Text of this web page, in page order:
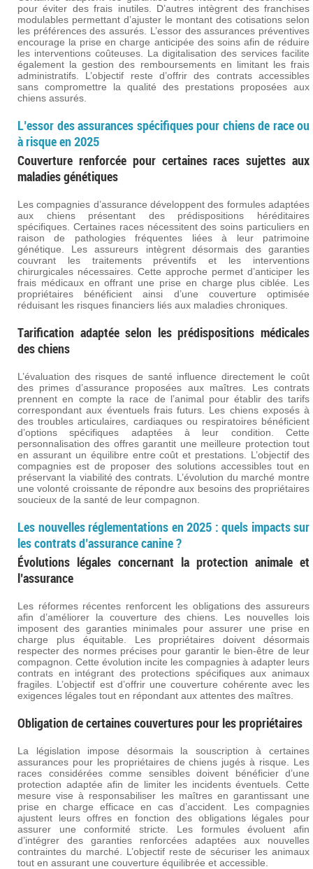
pour éviter des frais inutiles. D’autres intègrent des franchises
modulables permettant d’ajuster le montant des cotisations selon
les préférences des assurés. L’essor des assurances préventives
encourage la prise en charge anticipée des soins afin de réduire
les interventions coûteuses. La digitalisation des services facilite
également la gestion des remboursements en limitant les frais
administratifs. L’objectif reste d’offrir des contrats accessibles
sans compromettre la qualité des prestations proposées aux
chiens assurés.
L’essor des assurances spécifiques pour chiens de race ou
à risque en 2025
Couverture renforcée pour certaines races sujettes aux
maladies génétiques
Les compagnies d’assurance développent des formules adaptées
aux chiens présentant des prédispositions héréditaires
spécifiques. Certaines races nécessitent des soins particuliers en
raison de pathologies fréquentes liées à leur patrimoine
génétique. Les assureurs intègrent désormais des garanties
couvrant les traitements préventifs et les interventions
chirurgicales nécessaires. Cette approche permet d’anticiper les
frais médicaux en offrant une prise en charge plus ciblée. Les
propriétaires bénéficient ainsi d’une couverture optimisée
réduisant les risques financiers liés aux maladies chroniques.
Tarification adaptée selon les prédispositions médicales
des chiens
L’évaluation des risques de santé influence directement le coût
des primes d’assurance proposées aux maîtres. Les contrats
prennent en compte la race de l’animal pour établir des tarifs
correspondant aux éventuels frais futurs. Les chiens exposés à
des troubles articulaires, cardiaques ou respiratoires bénéficient
d’options spécifiques adaptées à leur condition. Cette
personnalisation des offres garantit une meilleure protection tout
en assurant un équilibre entre coût et prestations. L’objectif des
compagnies est de proposer des solutions accessibles tout en
préservant la viabilité des contrats. L’évolution du marché montre
une volonté croissante de répondre aux besoins des propriétaires
soucieux de la santé de leur compagnon.
Les nouvelles réglementations en 2025 : quels impacts sur
les contrats d’assurance canine ?
Évolutions légales concernant la protection animale et
l’assurance
Les réformes récentes renforcent les obligations des assureurs
afin d’améliorer la couverture des chiens. Les nouvelles lois
imposent des garanties minimales pour assurer une prise en
charge plus équitable. Les propriétaires doivent désormais
respecter des normes précises pour garantir le bien-être de leur
compagnon. Cette évolution incite les compagnies à adapter leurs
contrats en intégrant des protections spécifiques aux animaux
fragiles. L’objectif est d’offrir une couverture cohérente avec les
exigences légales tout en répondant aux attentes des maîtres.
Obligation de certaines couvertures pour les propriétaires
La législation impose désormais la souscription à certaines
assurances pour les propriétaires de chiens jugés à risque. Les
races considérées comme sensibles doivent bénéficier d’une
protection adaptée afin de limiter les incidents éventuels. Cette
mesure vise à responsabiliser les maîtres en garantissant une
prise en charge efficace en cas d’accident. Les compagnies
ajustent leurs offres en fonction des obligations légales pour
assurer une conformité stricte. Les formules évoluent afin
d’intégrer des garanties renforcées adaptées aux nouvelles
contraintes du marché. L’objectif reste de sécuriser les animaux
tout en assurant une couverture équilibrée et accessible.